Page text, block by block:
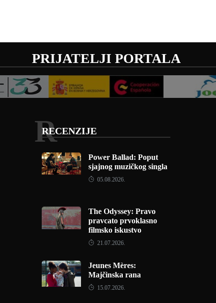
PRIJATELJI PORTALA
RECENZIJE
R
Power Ballad: Poput
sjajnog muzičkog singla
05.08.2026.
The Odyssey: Pravo
pravcato prvoklasno
filmsko iskustvo
21.07.2026.
Jeunes Mères:
Majčinska rana
15.07.2026.